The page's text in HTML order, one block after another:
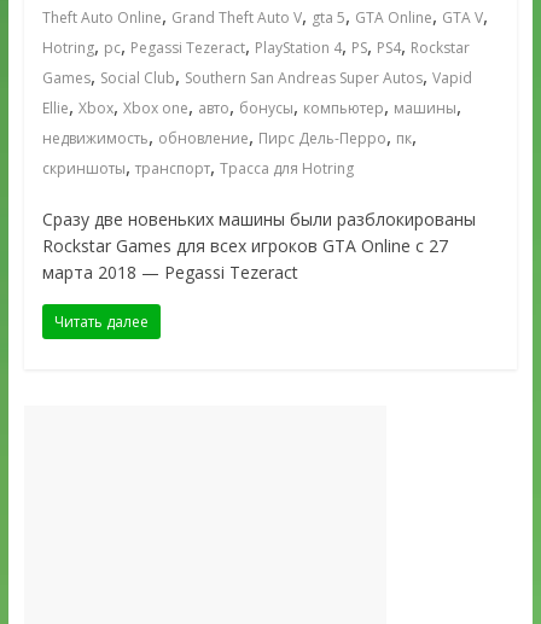
Theft Auto Online, Grand Theft Auto V, gta 5, GTA Online, GTA V,
Hotring, pc, Pegassi Tezeract, PlayStation 4, PS, PS4, Rockstar
Games, Social Club, Southern San Andreas Super Autos, Vapid
Ellie, Xbox, Xbox one, авто, бонусы, компьютер, машины,
недвижимость, обновление, Пирс Дель-Перро, пк,
скриншоты, транспорт, Трасса для Hotring
Сразу две новеньких машины были разблокированы
Rockstar Games для всех игроков GTA Online с 27
марта 2018 — Pegassi Tezeract
Читать далее